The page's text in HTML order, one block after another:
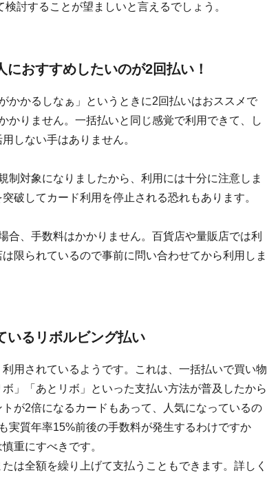
討することが望ましいと言えるでしょう。
おすすめしたいのが2回払い！
かかるしなぁ」というときに2回払いはおススメで
かりません。一括払いと同じ感覚で利用できて、し
しない手はありません。
制対象になりましたから、利用には十分に注意しま
破してカード利用を停止される恐れもあります。
合、手数料はかかりません。百貨店や量販店では利
限られているので事前に問い合わせてから利用しま
いるリボルビング払い
用されているようです。これは、一括払いで買い物
」「あとリボ」といった支払い方法が普及したから
が2倍になるカードもあって、人気になっているの
実質年率15%前後の手数料が発生するわけですか
重にすべきです。
は全額を繰り上げて支払うこともできます。詳しく